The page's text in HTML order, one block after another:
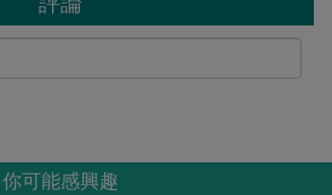
你可能感興趣